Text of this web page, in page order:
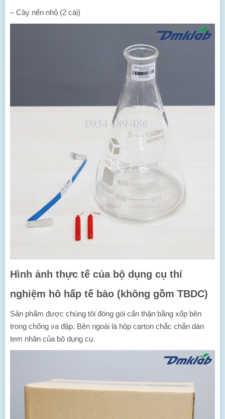
– Cây nến nhỏ (2 cái)
Hình ảnh thực tế của bộ dụng cụ thí
nghiệm hô hấp tế bào (không gồm TBDC)
Sản phẩm được chúng tôi đóng gói cẩn thận bằng xốp bên
trong chống va đập. Bên ngoài là hộp carton chắc chắn dán
tem nhãn của bộ dụng cụ.